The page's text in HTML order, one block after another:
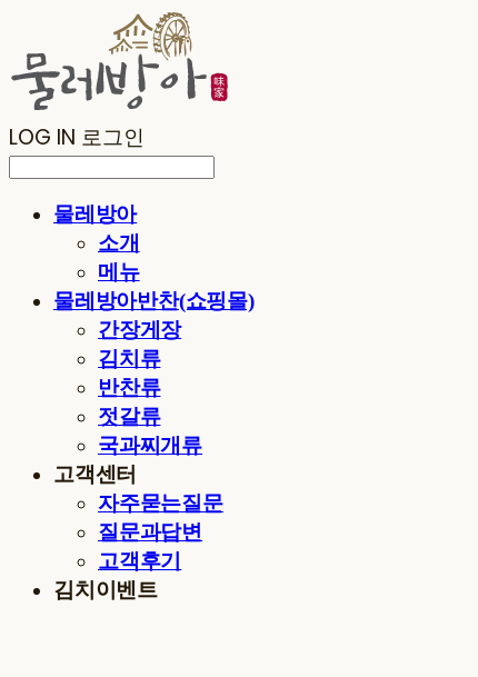
LOG IN 로그인
물레방아
소개
메뉴
물레방아반찬(쇼핑몰)
간장게장
김치류
반찬류
젓갈류
국과찌개류
고객센터
자주묻는질문
질문과답변
고객후기
김치이벤트